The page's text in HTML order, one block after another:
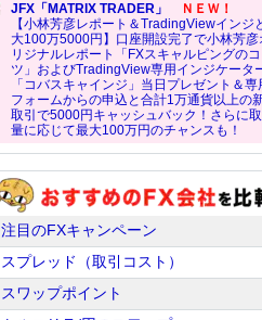
JFX「MATRIX TRADER」
ＮＥＷ！
【小林芳彦レポート＆TradingViewインジ
大100万5000円】口座開設完了で小林芳彦
リジナルレポート「FXスキャルピングのコ
ツ」およびTradingView専用インジケータ
「コバスキャインジ」当日プレゼント＆専
フォームからの申込と合計1万通貨以上の
取引で5000円キャッシュバック！さらに取
量に応じて最大100万円のチャンスも！
注目のFXキャンペーン
スプレッド（取引コスト）
スワップポイント